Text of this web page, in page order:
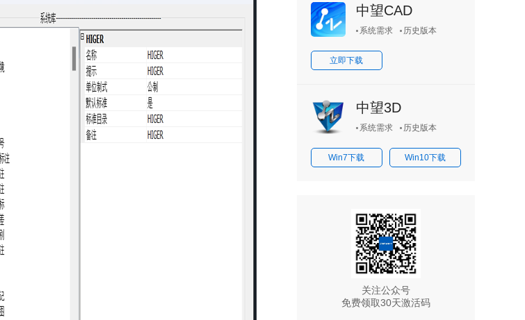
中望CAD
系统需求 历史版本
立即下载
中望3D
系统需求 历史版本
Win7下载 Win10下载
关注公众号
免费领取30天激活码